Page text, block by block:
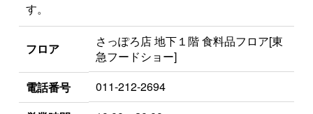
す。
フロア
さっぽろ店 地下１階 食料品フロア[東
急フードショー]
電話番号
011-212-2694